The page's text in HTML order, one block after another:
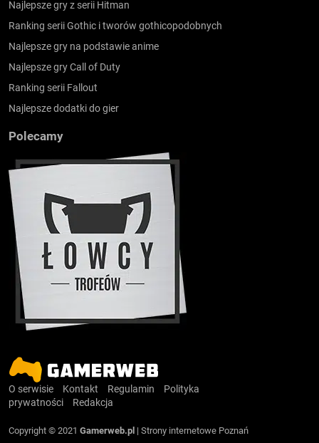
Najlepsze gry z serii Hitman
Ranking serii Gothic i tworów gothicopodobnych
Najlepsze gry na podstawie anime
Najlepsze gry Call of Duty
Ranking serii Fallout
Najlepsze dodatki do gier
Polecamy
O serwisie Kontakt Regulamin
Polityka
prywatności
Redakcja
Copyright © 2021 Gamerweb.pl | Strony internetowe Poznań